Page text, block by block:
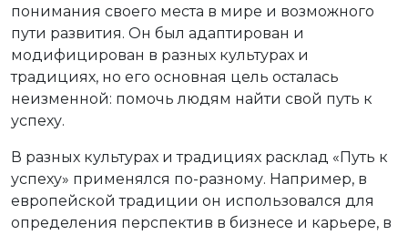
понимания своего места в мире и возможного
пути развития. Он был адаптирован и
модифицирован в разных культурах и
традициях, но его основная цель осталась
неизменной: помочь людям найти свой путь к
успеху.
В разных культурах и традициях расклад «Путь к
успеху» применялся по-разному. Например, в
европейской традиции он использовался для
определения перспектив в бизнесе и карьере, в